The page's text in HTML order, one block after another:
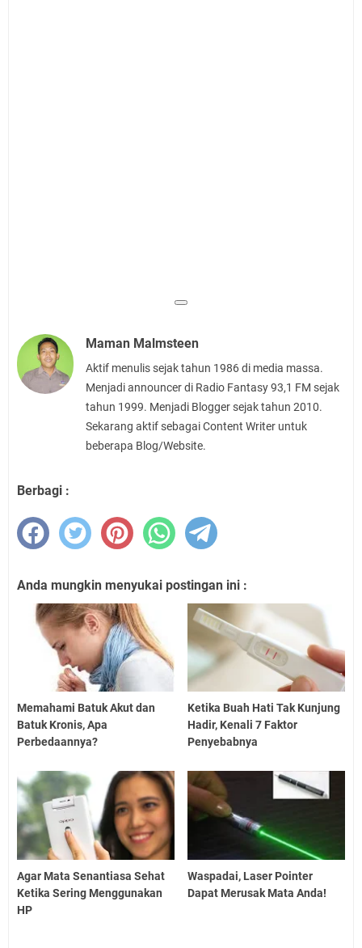
Maman Malmsteen
Aktif menulis sejak tahun 1986 di media massa.
Menjadi announcer di Radio Fantasy 93,1 FM sejak
tahun 1999. Menjadi Blogger sejak tahun 2010.
Sekarang aktif sebagai Content Writer untuk
beberapa Blog/Website.
Berbagi :
Anda mungkin menyukai postingan ini :
Memahami Batuk Akut dan
Batuk Kronis, Apa
Perbedaannya?
Ketika Buah Hati Tak Kunjung
Hadir, Kenali 7 Faktor
Penyebabnya
Agar Mata Senantiasa Sehat
Ketika Sering Menggunakan
HP
Waspadai, Laser Pointer
Dapat Merusak Mata Anda!